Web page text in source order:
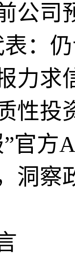
公司
：
力求
性投
官方
洞察